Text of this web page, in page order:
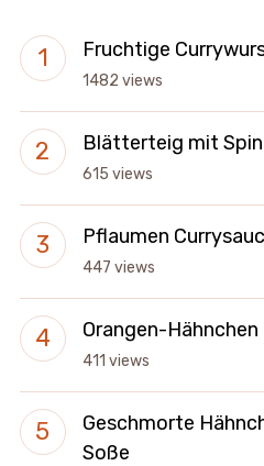
Fruchtige
1482 views
Blätterteig mit
615 views
Pflaumen
447 views
Orangen-
411 views
Geschmorte
Soße